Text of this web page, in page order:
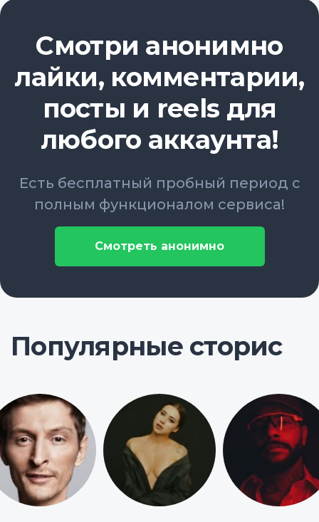
Смотри анонимно
лайки, комментарии,
посты и reels для
любого аккаунта!
Есть бесплатный пробный период с
полным функционалом сервиса!
Смотреть анонимно
Популярные сторис